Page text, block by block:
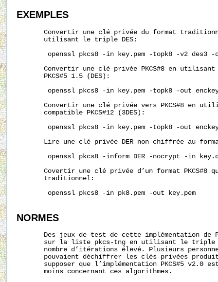
EXEMPLES
Convertir une clé privée du format
       utilisant le triple DES:
openssl pkcs8 -in key.pem -topk8 -v2 des3 -
Convertir une clé privée PKCS#8 en
       PKCS#5 1.5 (DES):
openssl pkcs8 -in key.pem -topk8 -out
Convertir une clé privée vers PKCS#8 en
       compatible PKCS#12 (3DES):
openssl pkcs8 -in key.pem -topk8 -out
Lire une clé privée DER non chiffrée au
openssl pkcs8 -inform DER -nocrypt -in
Covertir une clé privée d’un format PKCS#8
       traditionnel:
        openssl pkcs8 -in pk8.pem -out key.pem
NORMES
Des jeux de test de cette implémentation de
sur la liste pkcs-tng en utilisant le
nombre d’itérations élevé. Plusieurs
pouvaient déchiffrer les clés privées
supposer que l’implémentation PKCS#5 v2.0
       moins concernant ces algorithmes.